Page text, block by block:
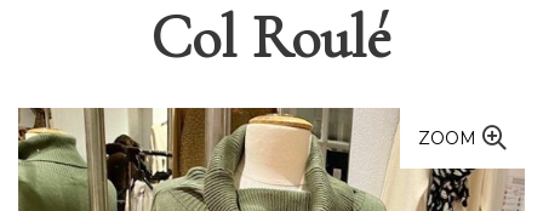
Col Roulé
ZOOM